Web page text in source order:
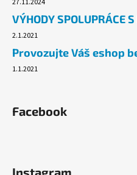
27.11.2024
VÝHODY SPOLUPRÁCE
2.1.2021
Provozujte Váš eshop
1.1.2021
Facebook
Instagram